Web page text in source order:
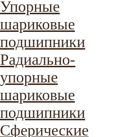
Упорные
шариковые
подшипники
Радиально-
упорные
шариковые
подшипники
Сферические